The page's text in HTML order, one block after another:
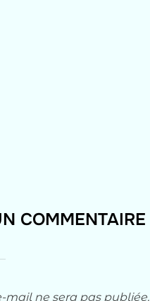
COMMENTAIRE
mail ne sera pas publiée.